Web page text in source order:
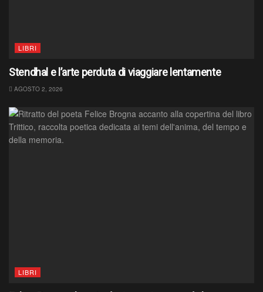
LIBRI
Stendhal e l’arte perduta di viaggiare lentamente
AGOSTO 2, 2026
LIBRI